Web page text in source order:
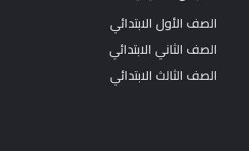
الصف الأول الابتدائي
الصف الثاني الابتدائي
الصف الثالث الابتدائي